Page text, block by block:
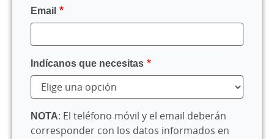
Email
Indícanos que necesitas
NOTA: El teléfono móvil y el email deberán
corresponder con los datos informados en